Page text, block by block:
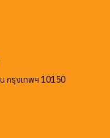
กรุงเทพฯ 10150